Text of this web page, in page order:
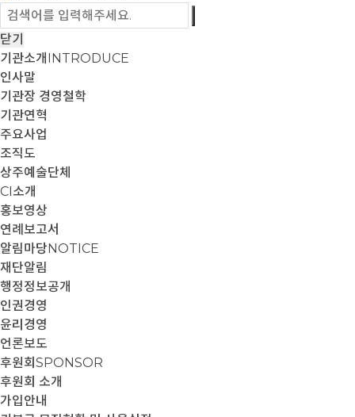
닫기
기관소개 INTRODUCE
인사말
기관장 경영철학
기관연혁
주요사업
조직도
상주예술단체
CI소개
홍보영상
연례보고서
알림마당NOTICE
재단알림
행정정보공개
인권경영
윤리경영
언론보도
후원회 SPONSOR
후원회 소개
가입안내